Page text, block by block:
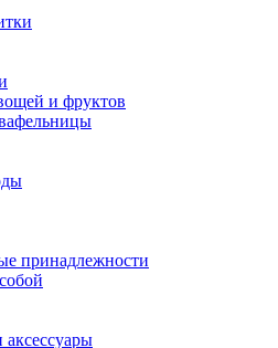
комплекты
машины встраиваемые
машины встраиваемые
встраиваемые
дома
лампы
и фруктов
принадлежности